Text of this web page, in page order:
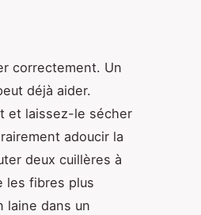
correctement. Un
déjà aider.
et laissez-le sécher
adoucir la
deux cuillères à
les fibres plus
laine dans un